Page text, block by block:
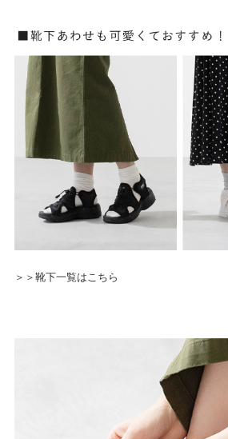
＞＞靴下一覧はこちら